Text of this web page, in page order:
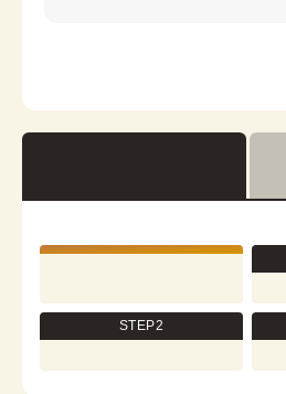
東京都台東区浅草２丁目６−７ 楽
STEP2